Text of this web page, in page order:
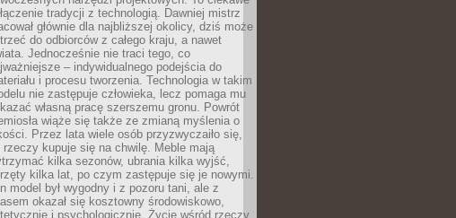
tradycji z technologią. Dawniej mistrz
głównie dla najbliższej okolicy, dziś może
do odbiorców z całego kraju, a nawet
Jednocześnie nie traci tego, co
– indywidualnego podejścia do
i procesu tworzenia. Technologia w takim
nie zastępuje człowieka, lecz pomaga mu
własną pracę szerszemu gronu. Powrót
wiąże się także ze zmianą myślenia o
Przez lata wiele osób przyzwyczaiło się,
rzeczy kupuje się na chwilę. Meble mają
kilka sezonów, ubrania kilka wyjść,
kilka lat, po czym zastępuje się je nowymi.
model był wygodny i z pozoru tani, ale z
okazał się kosztowny środowiskowo,
i psychologicznie. Życie wśród rzeczy